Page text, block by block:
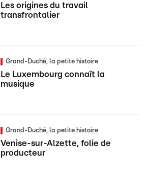
Les origines du travail
transfrontalier
Grand-Duché, la petite histoire
Le Luxembourg connaît la
musique
Grand-Duché, la petite histoire
Venise-sur-Alzette, folie de
producteur